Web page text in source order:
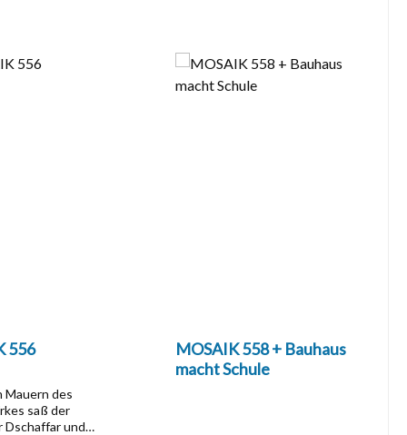
556
Mauern des
saß der
Dschaffar und
MOSAIK 558 + Bauhaus
macht Schule